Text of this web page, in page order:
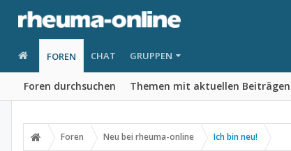
FOREN
Foren durchsuchen Themen mit aktuellen Beiträgen
CHAT GRUPPEN
Foren Neu bei rheuma-online Ich bin neu!